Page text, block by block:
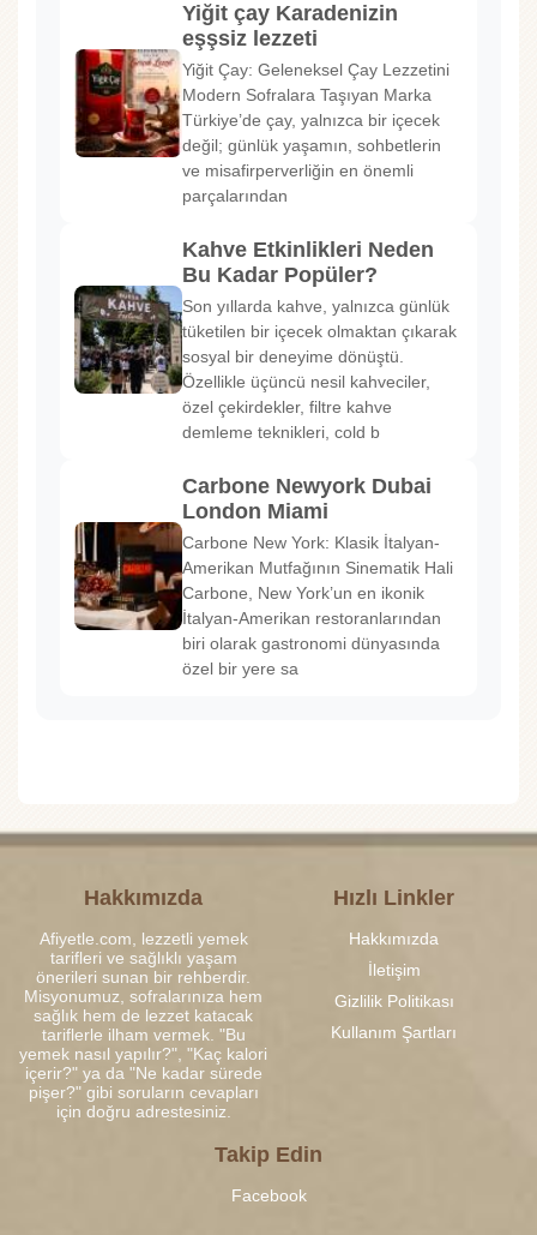
Yiğit çay Karadenizin
eşşsiz lezzeti
Yiğit Çay: Geleneksel Çay Lezzetini
Modern Sofralara Taşıyan Marka
Türkiye’de çay, yalnızca bir içecek
değil; günlük yaşamın, sohbetlerin
ve misafirperverliğin en önemli
parçalarından
Kahve Etkinlikleri Neden
Bu Kadar Popüler?
Son yıllarda kahve, yalnızca günlük
tüketilen bir içecek olmaktan çıkarak
sosyal bir deneyime dönüştü.
Özellikle üçüncü nesil kahveciler,
özel çekirdekler, filtre kahve
demleme teknikleri, cold b
Carbone Newyork Dubai
London Miami
Carbone New York: Klasik İtalyan-
Amerikan Mutfağının Sinematik Hali
Carbone, New York’un en ikonik
İtalyan-Amerikan restoranlarından
biri olarak gastronomi dünyasında
özel bir yere sa
Hakkımızda
Afiyetle.com, lezzetli yemek
tarifleri ve sağlıklı yaşam
önerileri sunan bir rehberdir.
Misyonumuz, sofralarınıza hem
sağlık hem de lezzet katacak
tariflerle ilham vermek. "Bu
yemek nasıl yapılır?", "Kaç kalori
içerir?" ya da "Ne kadar sürede
pişer?" gibi soruların cevapları
için doğru adrestesiniz.
Hızlı Linkler
Hakkımızda
İletişim
Gizlilik Politikası
Kullanım Şartları
Takip Edin
Facebook